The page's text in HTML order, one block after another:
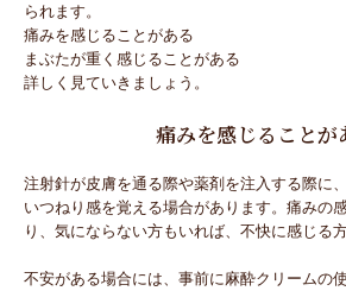
られます。
痛みを感じることがある
まぶたが重く感じることがある
詳しく見ていきましょう。
痛みを感じることが
注射針が皮膚を通る際や薬剤を注入する際に
いつねり感を覚える場合があります。痛みの
り、気にならない方もいれば、不快に感じる方
不安がある場合には、事前に麻酔クリームの